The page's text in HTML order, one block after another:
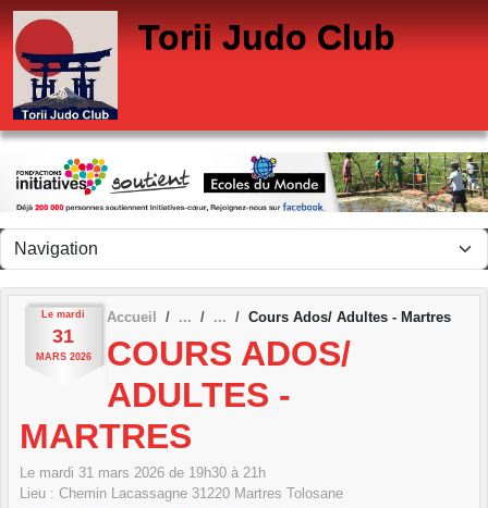
Torii Judo Club
Le mardi
31
MARS 2026
Accueil Cours Ados/ Adultes - Martres
COURS ADOS/
ADULTES -
MARTRES
Le mardi 31 mars 2026 de 19h30 à 21h
Lieu : Chemin Lacassagne 31220 Martres Tolosane
Panneau de gestion des cookies